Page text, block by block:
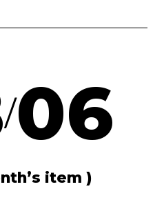
/06
item )